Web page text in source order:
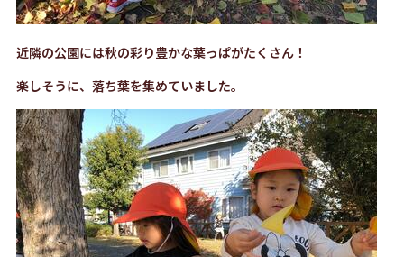
近隣の公園には秋の彩り豊かな葉っぱがたくさん！
楽しそうに、落ち葉を集めていました。